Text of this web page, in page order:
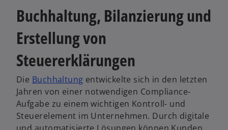
Buchhaltung, Bilanzierung und
Erstellung von
Steuererklärungen
Die Buchhaltung entwickelte sich in den letzten
Jahren von einer notwendigen Compliance-
Aufgabe zu einem wichtigen Kontroll- und
Steuerelement im Unternehmen. Durch digitale